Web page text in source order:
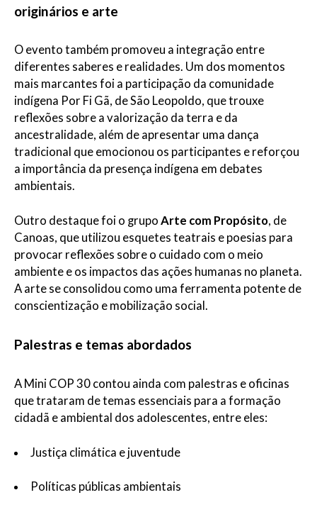
originários e arte
O evento também promoveu a integração entre
diferentes saberes e realidades. Um dos momentos
mais marcantes foi a participação da comunidade
indígena Por Fi Gã, de São Leopoldo, que trouxe
reflexões sobre a valorização da terra e da
ancestralidade, além de apresentar uma dança
tradicional que emocionou os participantes e reforçou
a importância da presença indígena em debates
ambientais.
Outro destaque foi o grupo Arte com Propósito, de
Canoas, que utilizou esquetes teatrais e poesias para
provocar reflexões sobre o cuidado com o meio
ambiente e os impactos das ações humanas no planeta.
A arte se consolidou como uma ferramenta potente de
conscientização e mobilização social.
Palestras e temas abordados
A Mini COP 30 contou ainda com palestras e oficinas
que trataram de temas essenciais para a formação
cidadã e ambiental dos adolescentes, entre eles:
Justiça climática e juventude
Políticas públicas ambientais